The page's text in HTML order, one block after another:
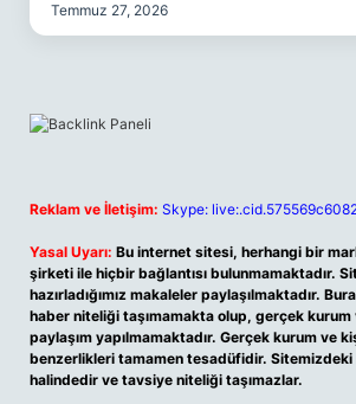
Temmuz 27, 2026
Reklam ve İletişim: Skype:
Yasal Uyarı: Bu internet sitesi, herhangi bir
şirketi ile hiçbir bağlantısı bulunmamaktadır.
hazırladığımız makaleler paylaşılmaktadır.
haber niteliği taşımamakta olup, gerçek kurum
paylaşım yapılmamaktadır. Gerçek kurum ve
benzerlikleri tamamen tesadüfidir.
halindedir ve tavsiye niteliği taşımazlar.